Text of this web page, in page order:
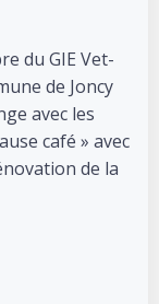
du GIE Vet-
de Joncy
avec les
café » avec
de la